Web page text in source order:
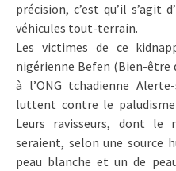
précision, c’est qu’il s’agit
véhicules tout-terrain.
Les victimes de ce
nigérienne Befen (Bien-être
à l’ONG tchadienne
luttent contre le
Leurs ravisseurs, dont le
seraient, selon une source
peau blanche et un de